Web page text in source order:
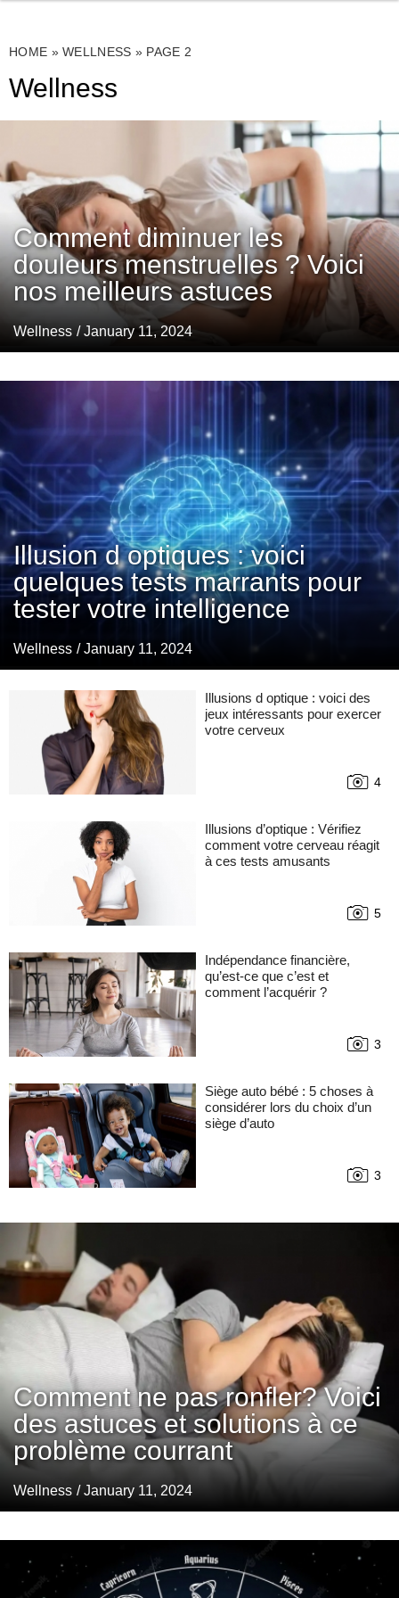
HOME »WELLNESS » PAGE 2
Wellness
Comment diminuer les
douleurs menstruelles ? Voici
nos meilleurs astuces
Wellness / January 11, 2024
Illusion d optiques : voici
quelques tests marrants pour
tester votre intelligence
Wellness / January 11, 2024
Illusions d optique : voici des
jeux intéressants pour exercer
votre cerveux
4
Illusions d’optique : Vérifiez
comment votre cerveau réagit
à ces tests amusants
5
Indépendance financière,
qu’est-ce que c’est et
comment l’acquérir ?
3
Siège auto bébé : 5 choses à
considérer lors du choix d’un
siège d’auto
3
Comment ne pas ronfler? Voici
des astuces et solutions à ce
problème courrant
Wellness / January 11, 2024